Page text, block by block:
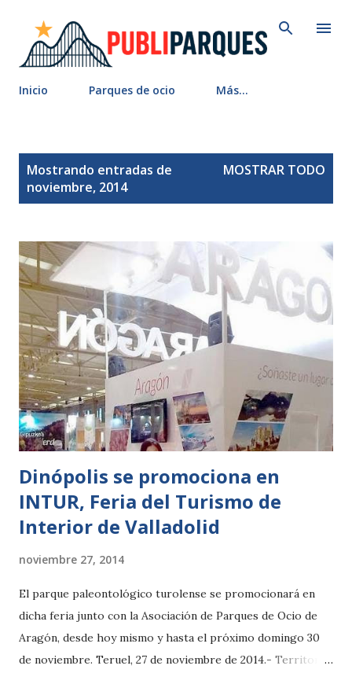
Inicio Parques de ocio Más…
Mostrando entradas de
noviembre, 2014
MOSTRAR TODO
Dinópolis se promociona en
INTUR, Feria del Turismo de
Interior de Valladolid
noviembre 27, 2014
El parque paleontológico turolense se promocionará en
dicha feria junto con la Asociación de Parques de Ocio de
Aragón, desde hoy mismo y hasta el próximo domingo 30
de noviembre. Teruel, 27 de noviembre de 2014.- Territorio